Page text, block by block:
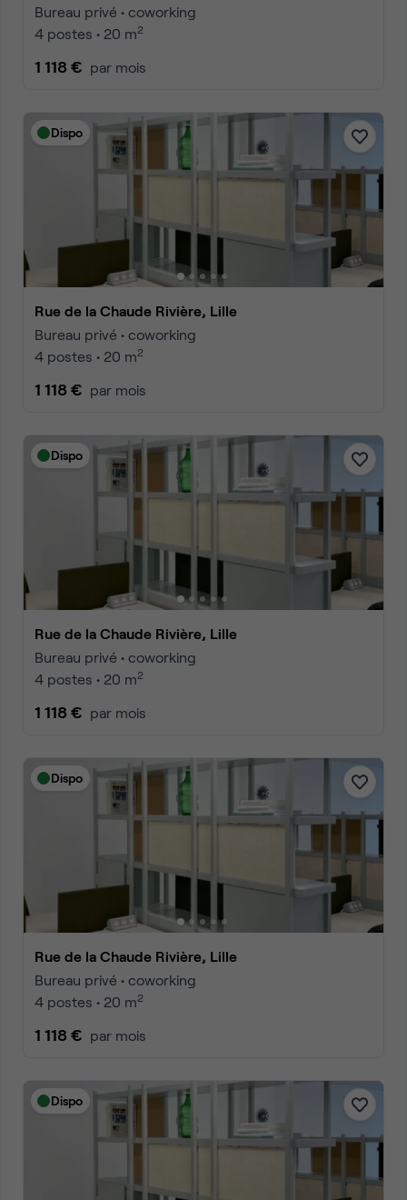
Bureau privé • coworking
4 postes • 20 m2
1 118 € par mois
Dispo
Rue de la Chaude Rivière, Lille
Bureau privé • coworking
4 postes • 20 m2
1 118 € par mois
Dispo
Rue de la Chaude Rivière, Lille
Bureau privé • coworking
4 postes • 20 m2
1 118 € par mois
Dispo
Rue de la Chaude Rivière, Lille
Bureau privé • coworking
4 postes • 20 m2
1 118 € par mois
Dispo